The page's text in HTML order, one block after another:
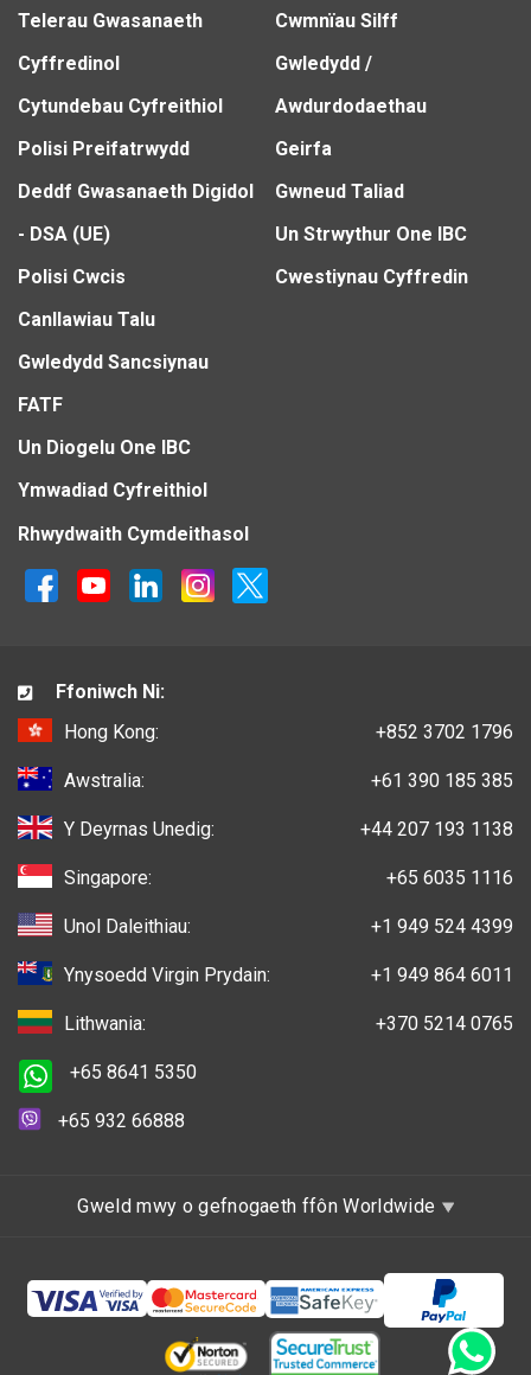
Telerau Gwasanaeth
Cyffredinol
Cytundebau Cyfreithiol
Polisi Preifatrwydd
Deddf Gwasanaeth Digidol
- DSA (UE)
Polisi Cwcis
Canllawiau Talu
Gwledydd Sancsiynau
FATF
Un Diogelu One IBC
Ymwadiad Cyfreithiol
Cwmnïau Silff
Gwledydd /
Awdurdodaethau
Geirfa
Gwneud Taliad
Un Strwythur One IBC
Cwestiynau Cyffredin
Rhwydwaith Cymdeithasol
Ffoniwch Ni:
Hong Kong:
+852 3702 1796
Awstralia: +61 390 185 385
Y Deyrnas Unedig: +44 207 193 1138
Singapore: +65 6035 1116
Unol Daleithiau: +1 949 524 4399
Ynysoedd Virgin Prydain: +1 949 864 6011
Lithwania: +370 5214 0765
+65 8641 5350
+65 932 66888
Gweld mwy o gefnogaeth ffôn Worldwide